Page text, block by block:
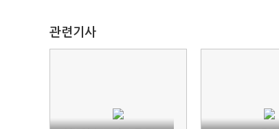
관련기사